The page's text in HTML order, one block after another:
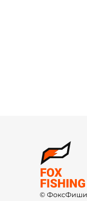
©